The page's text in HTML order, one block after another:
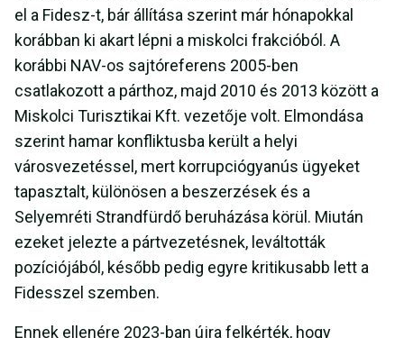
el a Fidesz-t, bár állítása szerint már hónapokkal
korábban ki akart lépni a miskolci frakcióból. A
korábbi NAV-os sajtóreferens 2005-ben
csatlakozott a párthoz, majd 2010 és 2013 között a
Miskolci Turisztikai Kft. vezetője volt. Elmondása
szerint hamar konfliktusba került a helyi
városvezetéssel, mert korrupciógyanús ügyeket
tapasztalt, különösen a beszerzések és a
Selyemréti Strandfürdő beruházása körül. Miután
ezeket jelezte a pártvezetésnek, leváltották
pozíciójából, később pedig egyre kritikusabb lett a
Fidesszel szemben.
Ennek ellenére 2023-ban újra felkérték, hogy